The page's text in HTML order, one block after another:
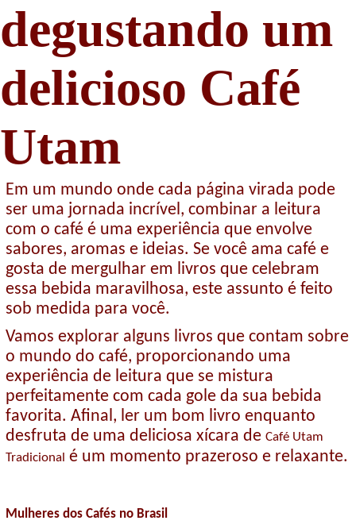
degustando um
delicioso Café
Utam
Em um mundo onde cada página virada pode
ser uma jornada incrível, combinar a leitura
com o café é uma experiência que envolve
sabores, aromas e ideias. Se você ama café e
gosta de mergulhar em livros que celebram
essa bebida maravilhosa, este assunto é feito
sob medida para você.
Vamos explorar alguns livros que contam sobre
o mundo do café, proporcionando uma
experiência de leitura que se mistura
perfeitamente com cada gole da sua bebida
favorita. Afinal, ler um bom livro enquanto
desfruta de uma deliciosa xícara de Café Utam
Tradicional é um momento prazeroso e relaxante.
Mulheres dos Cafés no Brasil